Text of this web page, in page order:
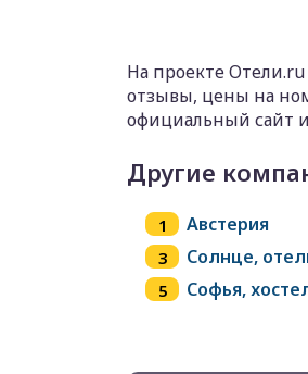
На проекте
отзывы, цены на
официальный сайт
Другие
Австерия
Солнце,
Софья,